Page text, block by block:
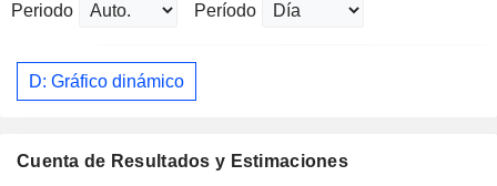
Periodo Período
D: Gráfico dinámico
Cuenta de Resultados y Estimaciones